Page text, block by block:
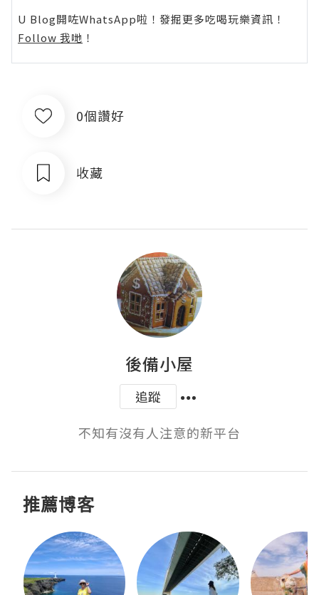
U Blog開咗WhatsApp啦！發掘更多吃喝玩樂資訊！
Follow 我哋 ！
0個讚好
收藏
後備小屋
追蹤
不知有沒有人注意的新平台
推薦博客